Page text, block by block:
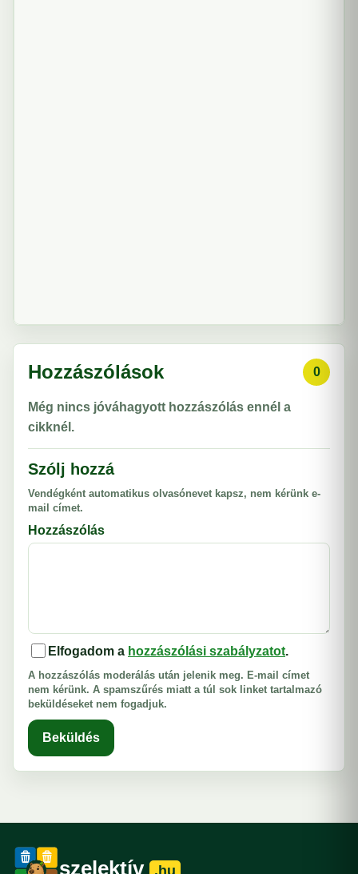
Hozzászólások 0
Még nincs jóváhagyott hozzászólás ennél a
cikknél.
Szólj hozzá
Vendégként automatikus olvasónevet kapsz, nem kérünk e-
mail címet.
Hozzászólás
Elfogadom a hozzászólási szabályzatot.
A hozzászólás moderálás után jelenik meg. E-mail címet
nem kérünk. A spamszűrés miatt a túl sok linket tartalmazó
beküldéseket nem fogadjuk.
Beküldés
szelektív .hu